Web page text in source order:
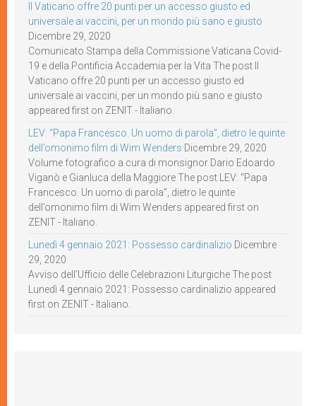
Il Vaticano offre 20 punti per un accesso giusto ed
universale ai vaccini, per un mondo più sano e giusto
Dicembre 29, 2020
Comunicato Stampa della Commissione Vaticana Covid-
19 e della Pontificia Accademia per la Vita The post Il
Vaticano offre 20 punti per un accesso giusto ed
universale ai vaccini, per un mondo più sano e giusto
appeared first on ZENIT - Italiano.
LEV: “Papa Francesco. Un uomo di parola”, dietro le quinte
dell’omonimo film di Wim Wenders Dicembre 29, 2020
Volume fotografico a cura di monsignor Dario Edoardo
Viganò e Gianluca della Maggiore The post LEV: “Papa
Francesco. Un uomo di parola”, dietro le quinte
dell’omonimo film di Wim Wenders appeared first on
ZENIT - Italiano.
Lunedì 4 gennaio 2021: Possesso cardinalizio Dicembre
29, 2020
Avviso dell’Ufficio delle Celebrazioni Liturgiche The post
Lunedì 4 gennaio 2021: Possesso cardinalizio appeared
first on ZENIT - Italiano.